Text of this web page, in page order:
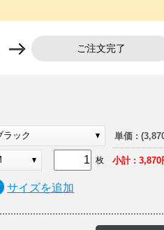
ご注文完了
ラック
枚
サイズを追加
単価 :
小計 : 3,870